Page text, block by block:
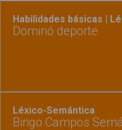
Habilidades básicas |
Dominó deporte
Léxico-Semántica
Bingo Campos